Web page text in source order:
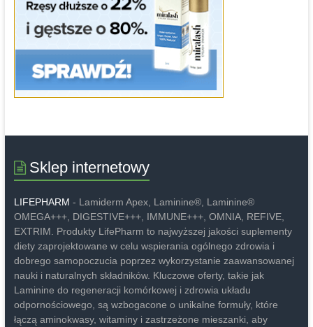
Sklep internetowy
LIFEPHARM - Lamiderm Apex, Laminine®, Laminine®
OMEGA+++, DIGESTIVE+++, IMMUNE+++, OMNIA, REFIVE,
EXTRIM. Produkty LifePharm to najwyższej jakości suplementy
diety zaprojektowane w celu wspierania ogólnego zdrowia i
dobrego samopoczucia poprzez wykorzystanie zaawansowanej
nauki i naturalnych składników. Kluczowe oferty, takie jak
Laminine do regeneracji komórkowej i zdrowia układu
odpornościowego, są wzbogacone o unikalne formuły, które
łączą aminokwasy, witaminy i zastrzeżone mieszanki, aby